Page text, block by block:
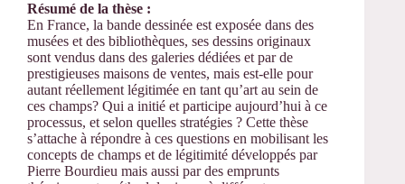
Résumé de la thèse :
En France, la bande dessinée est exposée dans des
musées et des bibliothèques, ses dessins originaux
sont vendus dans des galeries dédiées et par de
prestigieuses maisons de ventes, mais est-elle pour
autant réellement légitimée en tant qu’art au sein de
ces champs? Qui a initié et participe aujourd’hui à ce
processus, et selon quelles stratégies ? Cette thèse
s’attache à répondre à ces questions en mobilisant les
concepts de champs et de légitimité développés par
Pierre Bourdieu mais aussi par des emprunts